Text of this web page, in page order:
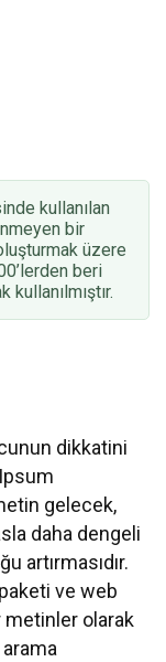
kullanılan
bir
üzere
beri
dikkatini
gelecek,
daha dengeli
artırmasıdır.
ve web
metinler olarak